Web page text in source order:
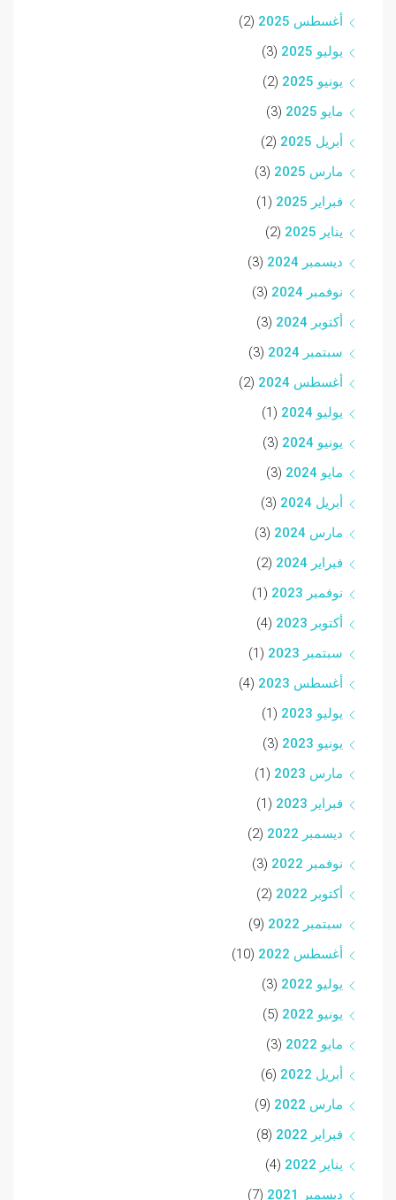
أغسطس 2025
(2)
يوليو 2025
(3)
يونيو 2025
(2)
مايو 2025
(3)
أبريل 2025
(2)
مارس 2025
(3)
فبراير 2025
(1)
يناير 2025
(2)
ديسمبر 2024
(3)
نوفمبر 2024
(3)
أكتوبر 2024
(3)
سبتمبر 2024
(3)
أغسطس 2024
(2)
يوليو 2024
(1)
يونيو 2024
(3)
مايو 2024
(3)
أبريل 2024
(3)
مارس 2024
(3)
فبراير 2024
(2)
نوفمبر 2023
(1)
أكتوبر 2023
(4)
سبتمبر 2023
(1)
أغسطس 2023
(4)
يوليو 2023
(1)
يونيو 2023
(3)
مارس 2023
(1)
فبراير 2023
(1)
ديسمبر 2022
(2)
نوفمبر 2022
(3)
أكتوبر 2022
(2)
سبتمبر 2022
(9)
أغسطس 2022
(10)
يوليو 2022
(3)
يونيو 2022
(5)
مايو 2022
(3)
أبريل 2022
(6)
مارس 2022
(9)
فبراير 2022
(8)
يناير 2022
(4)
ديسمبر 2021
(7)